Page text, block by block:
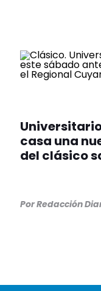
casa una
del clásico
PorRedacción